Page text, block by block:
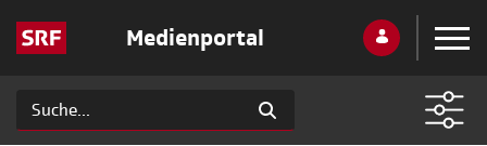
Medienportal